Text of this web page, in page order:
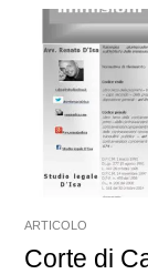
ARTICOLO
Corte di